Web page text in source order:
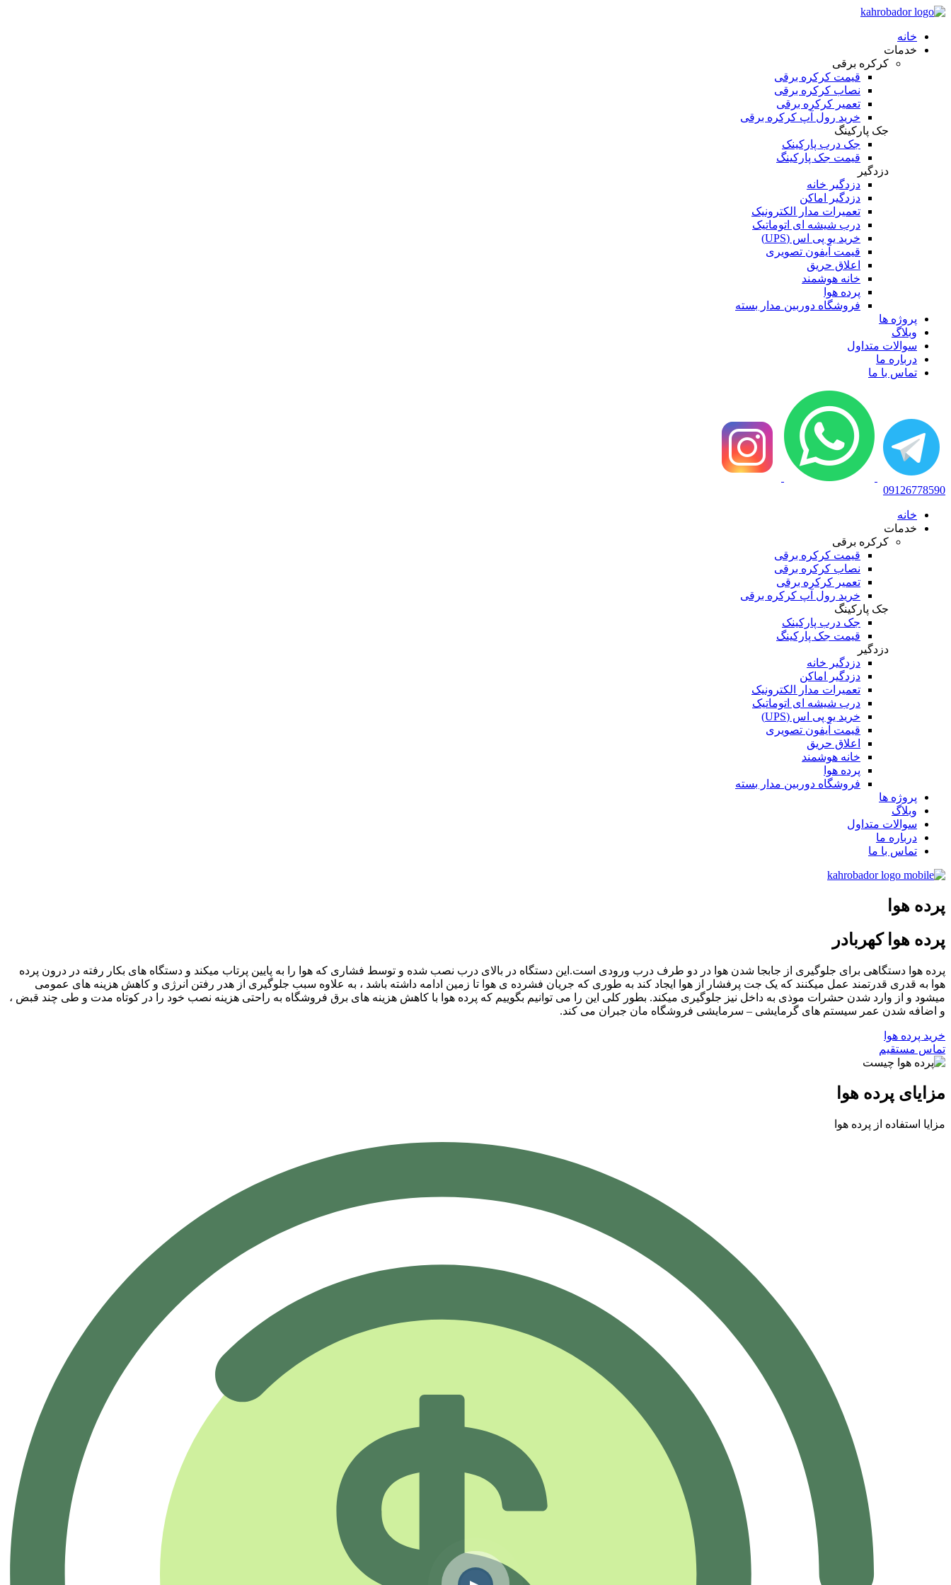
خانه
خدمات
کرکره برقی
قیمت کرکره برقی
نصاب کرکره برقی
تعمیر کرکره برقی
خرید رول آپ کرکره برقی
جک پارکینگ
جک درب پارکینک
قیمت جک پارکینگ
دزدگیر
دزدگیر خانه
دزدگیر اماکن
تعمیرات مدار الکترونیک
درب شیشه ای اتوماتیک
خرید یو پی اس (UPS)
قیمت آیفون تصویری
اعلاق حریق
خانه هوشمند
پرده هوا
فروشگاه دوربین مدار بسته
پروژه ها
وبلاگ
سوالات متداول
درباره ما
تماس با ما
09126778590
خانه
خدمات
کرکره برقی
قیمت کرکره برقی
نصاب کرکره برقی
تعمیر کرکره برقی
خرید رول آپ کرکره برقی
جک پارکینگ
جک درب پارکینک
قیمت جک پارکینگ
دزدگیر
دزدگیر خانه
دزدگیر اماکن
تعمیرات مدار الکترونیک
درب شیشه ای اتوماتیک
خرید یو پی اس (UPS)
قیمت آیفون تصویری
اعلاق حریق
خانه هوشمند
پرده هوا
فروشگاه دوربین مدار بسته
پروژه ها
وبلاگ
سوالات متداول
درباره ما
تماس با ما
پرده هوا
پرده هوا کهربادر
پرده هوا دستگاهی برای جلوگیری از جابجا شدن هوا در دو طرف درب ورودی است.این دستگاه در بالای درب نصب شده و توسط فشاری که هوا را به پایین پرتاب میکند و دستگاه های بکار رفته در درون پرده
هوا به قدری قدرتمند عمل میکنند که یک جت پرفشار از هوا ایجاد کند به طوری که جریان فشرده ی هوا تا زمین ادامه داشته باشد ، به علاوه سبب جلوگیری از هدر رفتن انرژی و کاهش هزینه های عمومی
میشود و از وارد شدن حشرات موذی به داخل نیز جلوگیری میکند. بطور کلی این را می توانیم بگوییم که پرده هوا با کاهش هزینه های برق فروشگاه به راحتی هزینه نصب خود را در کوتاه مدت و طی چند قبض ،
و اضافه شدن عمر سیستم های گرمایشی – سرمایشی فروشگاه مان جبران می کند.
خرید پرده هوا
تماس مستقیم
مزایای پرده هوا
مزایا استفاده از پرده هوا